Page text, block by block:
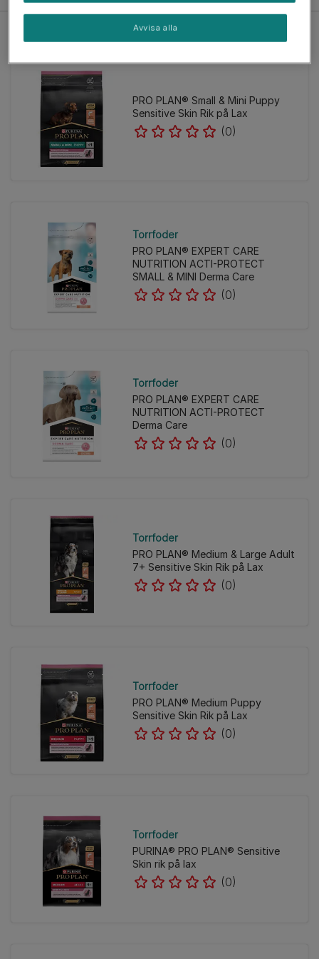
PRO PLAN® Small & Mini Puppy
Sensitive Skin Rik på Lax
(0)
Torrfoder
PRO PLAN® EXPERT CARE
NUTRITION ACTI-PROTECT
SMALL & MINI Derma Care
(0)
Torrfoder
PRO PLAN® EXPERT CARE
NUTRITION ACTI-PROTECT
Derma Care
(0)
Torrfoder
PRO PLAN® Medium & Large Adult
7+ Sensitive Skin Rik på Lax
(0)
Torrfoder
PRO PLAN® Medium Puppy
Sensitive Skin Rik på Lax
(0)
Torrfoder
PURINA® PRO PLAN® Sensitive
Skin rik på lax
(0)
Avvisa alla